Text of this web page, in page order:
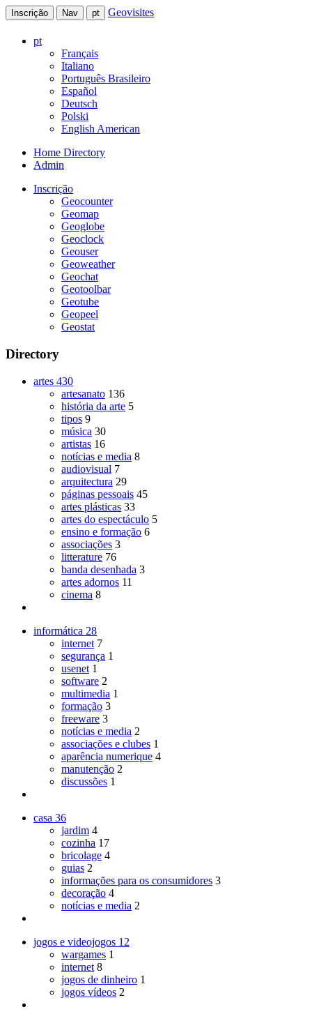
Inscrição Nav pt Geovisites
pt
Français
Italiano
Português Brasileiro
Español
Deutsch
Polski
English American
Home Directory
Admin
Inscrição
Geocounter
Geomap
Geoglobe
Geoclock
Geouser
Geoweather
Geochat
Geotoolbar
Geotube
Geopeel
Geostat
Directory
artes 430
artesanato 136
história da arte 5
tipos 9
música 30
artistas 16
notícias e media 8
audiovisual 7
arquitectura 29
páginas pessoais 45
artes plásticas 33
artes do espectáculo 5
ensino e formação 6
associações 3
litterature 76
banda desenhada 3
artes adornos 11
cinema 8
informática 28
internet 7
segurança 1
usenet 1
software 2
multimedia 1
formação 3
freeware 3
notícias e media 2
associações e clubes 1
aparência numerique 4
manutenção 2
discussões 1
casa 36
jardim 4
cozinha 17
bricolage 4
guias 2
informações para os consumidores 3
decoração 4
notícias e media 2
jogos e videojogos 12
wargames 1
internet 8
jogos de dinheiro 1
jogos vídeos 2